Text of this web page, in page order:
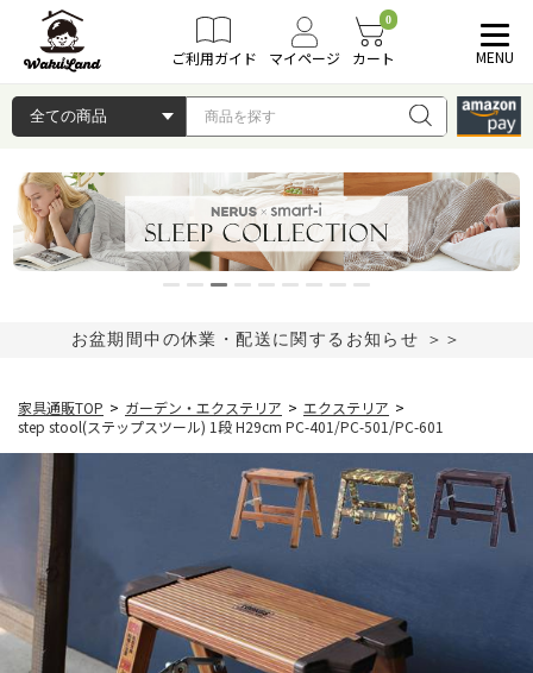
ご利用ガイド マイページ
0
カート MENU
お盆期間中の休業・配送に関するお知らせ ＞＞
家具通販TOP > ガーデン・エクステリア > エクステリア >
step stool(ステップスツール) 1段 H29cm PC-401/PC-501/PC-601